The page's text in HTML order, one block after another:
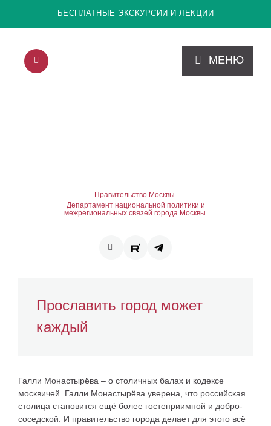
БЕСПЛАТНЫЕ ЭКСКУРСИИ И ЛЕКЦИИ
МЕНЮ
Правительство Москвы.
Департамент национальной политики и
межрегиональных связей города Москвы.
Прославить город может
каждый
Галли Монастырёва – о столичных балах и кодексе
москвичей. Галли Монастырёва уверена, что российская
столица становится ещё более гостеприимной и добро­
соседской. И правительство города делает для этого всё